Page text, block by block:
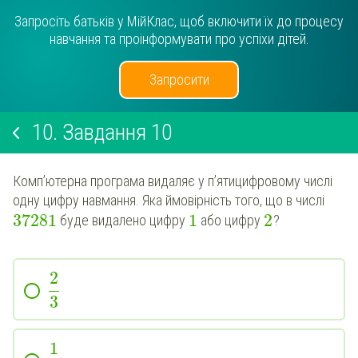
Запросіть батьків у МійКлас, щоб включити їх до процесу
навчання та проінформувати про успіхи дітей.
Запросити
10. Завдання 10
Комп’ютерна програма видаляє у п’ятицифровому числі
одну цифру навмання. Яка ймовірність того, що в числі
37281 буде видалено цифру 1 або цифру 2?
2
3
1